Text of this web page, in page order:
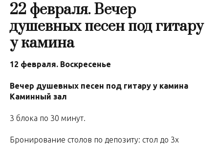
22 февраля. Вечер
душевных песен под гитару
у камина
12 февраля. Воскресенье
Вечер душевных песен под гитару у камина
Каминный зал
3 блока по 30 минут.
Бронирование столов по депозиту: стол до 3х